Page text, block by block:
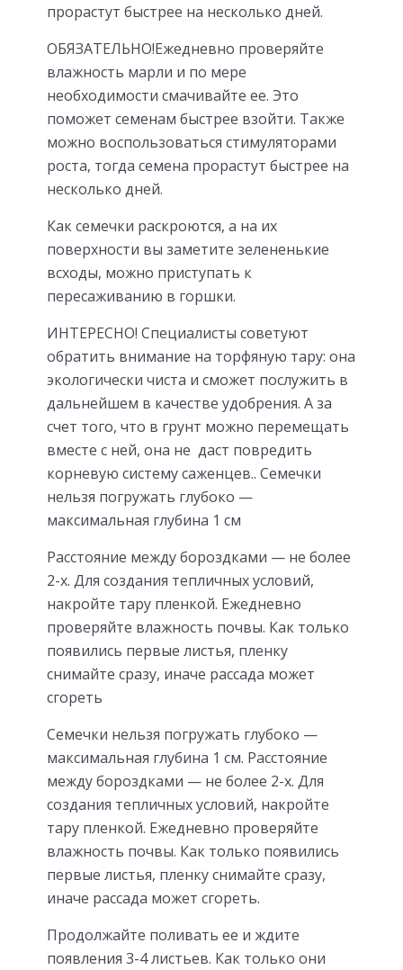
прорастут быстрее на несколько дней.
ОБЯЗАТЕЛЬНО!Ежедневно проверяйте
влажность марли и по мере
необходимости смачивайте ее. Это
поможет семенам быстрее взойти. Также
можно воспользоваться стимуляторами
роста, тогда семена прорастут быстрее на
несколько дней.
Как семечки раскроются, а на их
поверхности вы заметите зелененькие
всходы, можно приступать к
пересаживанию в горшки.
ИНТЕРЕСНО! Специалисты советуют
обратить внимание на торфяную тару: она
экологически чиста и сможет послужить в
дальнейшем в качестве удобрения. А за
счет того, что в грунт можно перемещать
вместе с ней, она не даст повредить
корневую систему саженцев.. Семечки
нельзя погружать глубоко —
максимальная глубина 1 см
Расстояние между бороздками — не более
2-х. Для создания тепличных условий,
накройте тару пленкой. Ежедневно
проверяйте влажность почвы. Как только
появились первые листья, пленку
снимайте сразу, иначе рассада может
сгореть
Семечки нельзя погружать глубоко —
максимальная глубина 1 см. Расстояние
между бороздками — не более 2-х. Для
создания тепличных условий, накройте
тару пленкой. Ежедневно проверяйте
влажность почвы. Как только появились
первые листья, пленку снимайте сразу,
иначе рассада может сгореть.
Продолжайте поливать ее и ждите
появления 3-4 листьев. Как только они